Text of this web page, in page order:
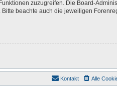
zuzugreifen. Die Board-
beachte auch die jeweiligen
Alle
Kontakt